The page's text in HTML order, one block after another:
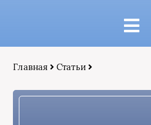
Главная Статьи